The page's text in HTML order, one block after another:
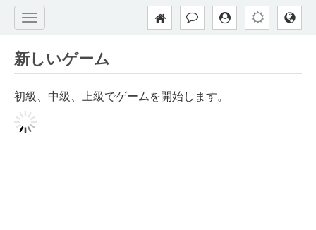
新しいゲーム
初級、中級、上級でゲームを開始します。